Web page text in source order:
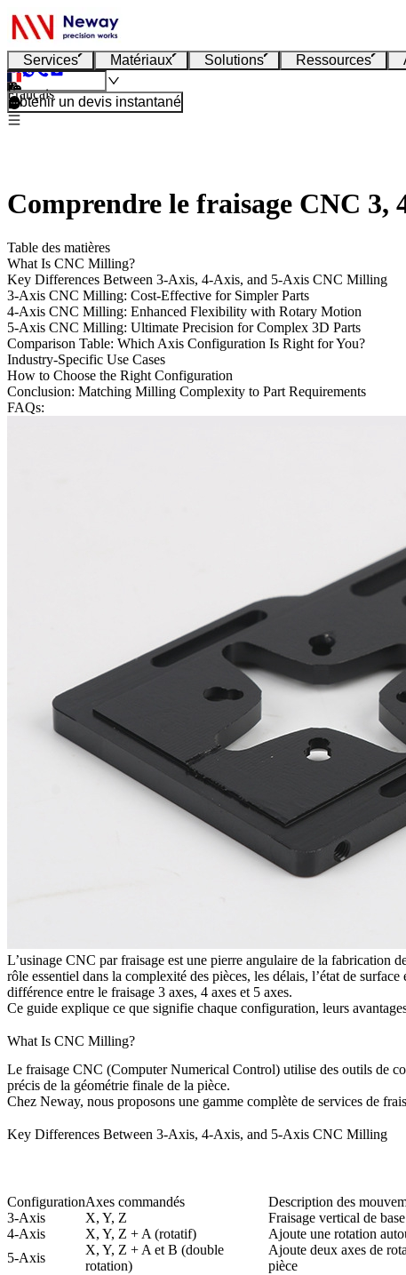
Services Matériaux Solutions Ressources
Français
Obtenir un devis instantané
Comprendre le fraisage CNC 3,
Table des matières
What Is CNC Milling?
Key Differences Between 3-Axis, 4-Axis, and 5-Axis CNC Milling
3-Axis CNC Milling: Cost-Effective for Simpler Parts
4-Axis CNC Milling: Enhanced Flexibility with Rotary Motion
5-Axis CNC Milling: Ultimate Precision for Complex 3D Parts
Comparison Table: Which Axis Configuration Is Right for You?
Industry-Specific Use Cases
How to Choose the Right Configuration
Conclusion: Matching Milling Complexity to Part Requirements
FAQs:
L’usinage CNC par fraisage est une pierre angulaire de la fabrication
rôle essentiel dans la complexité des pièces, les délais, l’état de
différence entre le fraisage 3 axes, 4 axes et 5 axes.
Ce guide explique ce que signifie chaque configuration, leurs
What Is CNC Milling?
Le fraisage CNC (Computer Numerical Control) utilise des outils de
précis de la géométrie finale de la pièce.
Chez Neway, nous proposons une gamme complète de services de
Key Differences Between 3-Axis, 4-Axis, and 5-Axis CNC Milling
ConfigurationAxes commandés Description des
3-Axis
X, Y, Z Fraisage vertical de
4-Axis
X, Y, Z + A (rotatif) Ajoute une rotation
5-Axis
X, Y, Z + A et B (double
rotation)
Ajoute deux axes de
pièce